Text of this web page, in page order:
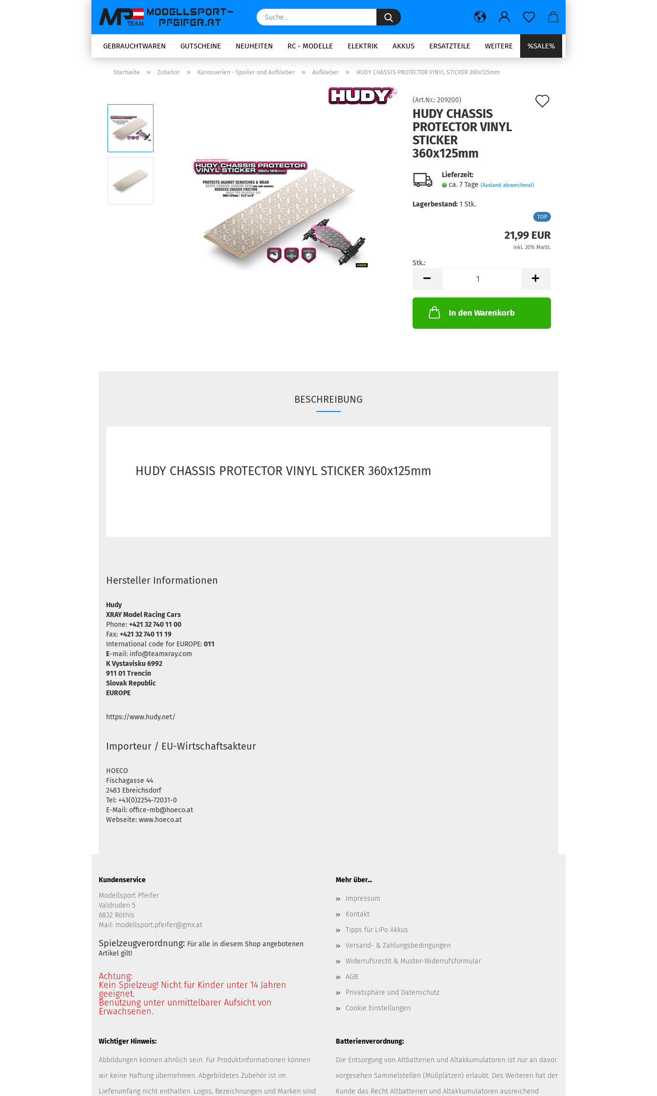
Suche...
GEBRAUCHTWAREN GUTSCHEINE NEUHEITEN RC - MODELLE ELEKTRIK AKKUS ERSATZTEILE %SALE%
WEITERE
Startseite » Zubehör » Karosserien - Spoiler und Aufkleber » Aufkleber » HUDY CHASSIS PROTECTOR VINYL STICKER 360x125mm
(Art.Nr.: 209200)
HUDY CHASSIS
PROTECTOR VINYL
STICKER
360x125mm
Lieferzeit:
ca. 7 Tage (Ausland abweichend)
Lagerbestand: 1 Stk.
TOP
21,99 EUR
inkl. 20% MwSt.
Stk.:
In den Warenkorb
BESCHREIBUNG
HUDY CHASSIS PROTECTOR VINYL STICKER 360x125mm
Hersteller Informationen
Hudy
XRAY Model Racing Cars
Phone: +421 32 740 11 00
Fax: +421 32 740 11 19
International code for EUROPE: 011
E-mail: info@teamxray.com
K Vystavisku 6992
911 01 Trencin
Slovak Republic
EUROPE
https://www.hudy.net/
Importeur / EU-Wirtschaftsakteur
HOECO
Fischagasse 44
2483 Ebreichsdorf
Tel: +43(0)2254-72031-0
E-Mail: office-mb@hoeco.at
Webseite: www.hoeco.at
Kundenservice
Modellsport Pfeifer
Valdruden 5
6832 Röthis
Mail: modellsport.pfeifer@gmx.at
Spielzeugverordnung: Für alle in diesem Shop angebotenen
Artikel gilt!
Achtung:
Kein Spielzeug! Nicht für Kinder unter 14 Jahren
geeignet.
Benutzung unter unmittelbarer Aufsicht von
Erwachsenen.
Mehr über...
Impressum
Kontakt
Tipps für LiPo Akkus
Versand- & Zahlungsbedingungen
Widerrufsrecht & Muster-Widerrufsformular
AGB
Privatsphäre und Datenschutz
Cookie Einstellungen
Wichtiger Hinweis:
Abbildungen können ähnlich sein. Für Produktinformationen können
wir keine Haftung übernehmen. Abgebildetes Zubehör ist im
Lieferumfang nicht enthalten. Logos, Bezeichnungen und Marken sind
Batterienverordnung:
Die Entsorgung von Altbatterien und Altakkumulatoren ist nur an davor
vorgesehen Sammelstellen (Müllplätzen) erlaubt. Des Weiteren hat der
Kunde das Recht Altbatterien und Altakkumulatoren ausreichend